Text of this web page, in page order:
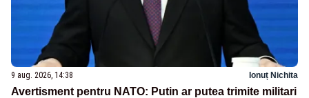
9 aug. 2026, 14:38 Ionuț Nichita
Avertisment pentru NATO: Putin ar putea trimite militari